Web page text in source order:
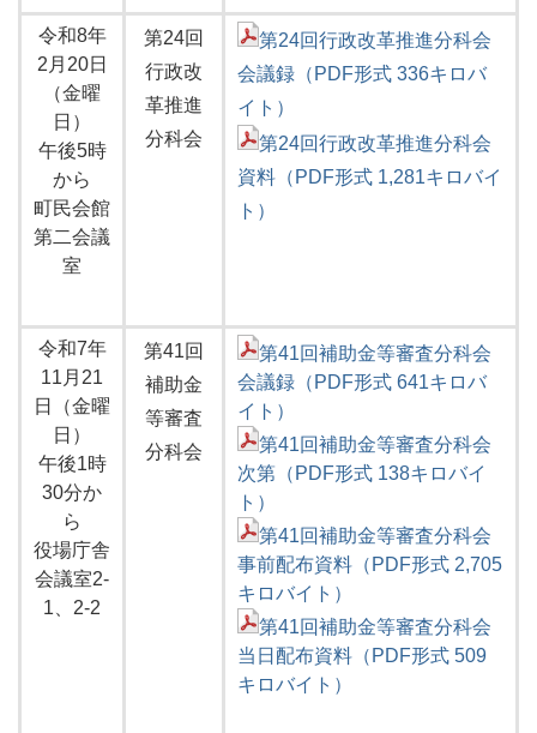
令和8年
2月20日
（金曜
日）
午後5時
から
町民会館
第二会議
室
第24回
行政改
革推進
分科会
第24回行政改革推進分科会
会議録（PDF形式 336キロバ
イト）
第24回行政改革推進分科会
資料（PDF形式 1,281キロバイ
ト）
令和7年
11月21
日（金曜
日）
午後1時
30分か
ら
役場庁舎
会議室2-
1、2-2
第41回
補助金
等審査
分科会
第41回補助金等審査分科会
会議録（PDF形式 641キロバ
イト）
第41回補助金等審査分科会
次第（PDF形式 138キロバイ
ト）
第41回補助金等審査分科会
事前配布資料（PDF形式 2,705
キロバイト）
第41回補助金等審査分科会
当日配布資料（PDF形式 509
キロバイト）